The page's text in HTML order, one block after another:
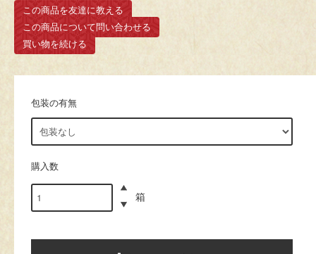
この商品を友達に教える
この商品について問い合わせる
買い物を続ける
包装の有無
購入数
箱